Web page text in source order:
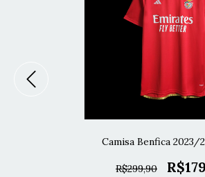
Camisa Benfica 2023/
R$299,90